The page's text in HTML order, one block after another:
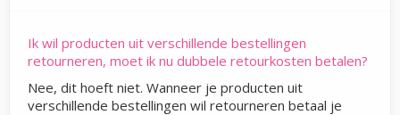
Ik wil producten uit verschillende bestellingen
retourneren, moet ik nu dubbele retourkosten betalen?
Nee, dit hoeft niet. Wanneer je producten uit
verschillende bestellingen wil retourneren betaal je